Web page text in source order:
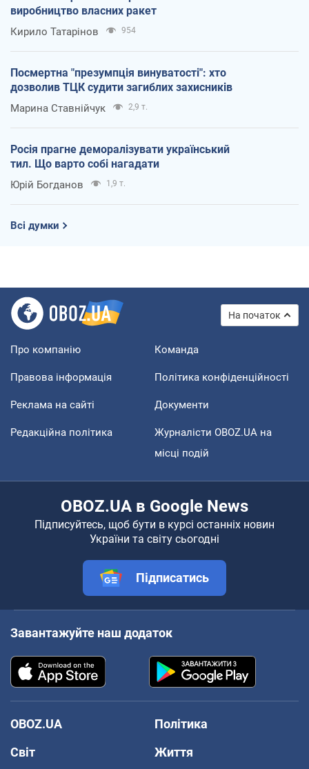
виробництво власних ракет
Кирило Татарінов 954
Посмертна "презумпція винуватості": хто
дозволив ТЦК судити загиблих захисників
Марина Ставнійчук 2,9 т.
Росія прагне деморалізувати український
тил. Що варто собі нагадати
Юрій Богданов 1,9 т.
Всі думки
На початок
Про компанію Команда
Правова інформація Політика конфіденційності
Реклама на сайті Документи
Редакційна політика
Журналісти OBOZ.UA на
місці подій
OBOZ.UA в Google News
Підписуйтесь, щоб бути в курсі останніх новин
України та світу сьогодні
Підписатись
Завантажуйте наш додаток
OBOZ.UA
Політика
Світ
Життя